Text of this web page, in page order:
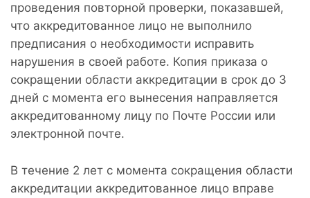
проведения повторной проверки, показавшей,
что аккредитованное лицо не выполнило
предписания о необходимости исправить
нарушения в своей работе. Копия приказа о
сокращении области аккредитации в срок до 3
дней с момента его вынесения направляется
аккредитованному лицу по Почте России или
электронной почте.
В течение 2 лет с момента сокращения области
аккредитации аккредитованное лицо вправе